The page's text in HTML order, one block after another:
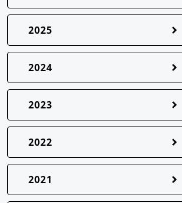
2025
2024
2023
2022
2021